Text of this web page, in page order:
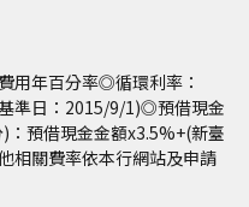
用年百分率◎循環利率：
準日：2015/9/1)◎預借現金
：預借現金金額x3.5%+(新臺
相關費率依本行網站及申請